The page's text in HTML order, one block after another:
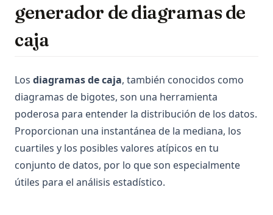
generador de diagramas de
caja
Los diagramas de caja, también conocidos como
diagramas de bigotes, son una herramienta
poderosa para entender la distribución de los datos.
Proporcionan una instantánea de la mediana, los
cuartiles y los posibles valores atípicos en tu
conjunto de datos, por lo que son especialmente
útiles para el análisis estadístico.